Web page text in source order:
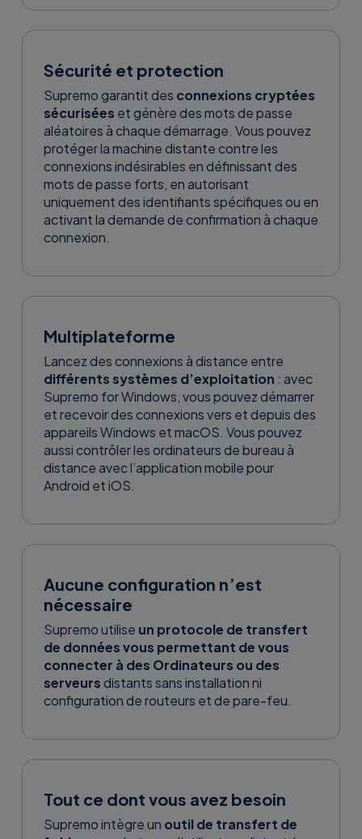
Sécurité et protection
Supremo garantit des connexions cryptées
sécurisées et génère des mots de passe
aléatoires à chaque démarrage. Vous pouvez
protéger la machine distante contre les
connexions indésirables en définissant des
mots de passe forts, en autorisant
uniquement des identifiants spécifiques ou en
activant la demande de confirmation à chaque
connexion.
Multiplateforme
Lancez des connexions à distance entre
différents systèmes d’exploitation : avec
Supremo for Windows, vous pouvez démarrer
et recevoir des connexions vers et depuis des
appareils Windows et macOS. Vous pouvez
aussi contrôler les ordinateurs de bureau à
distance avec l’application mobile pour
Android et iOS.
Aucune configuration n’est
nécessaire
Supremo utilise un protocole de transfert
de données vous permettant de vous
connecter à des Ordinateurs ou des
serveursdistants sans installation ni
configuration de routeurs et de pare-feu.
Tout ce dont vous avez besoin
Supremo intègre un outil de transfert de
Découvrir les
Télécharger
Version Beta